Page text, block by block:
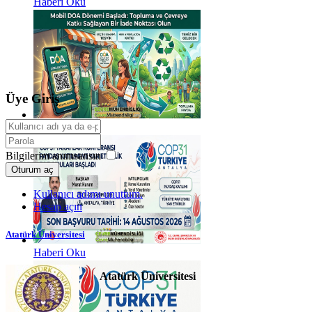
Haberi Oku
Haberi Oku
Üye Giriş
Bilgilerim anımsansın
Oturum aç
Kullanıcı adımı unuttum.
Hesap açın
Atatürk Üniversitesi
Atatürk Üniversitesi